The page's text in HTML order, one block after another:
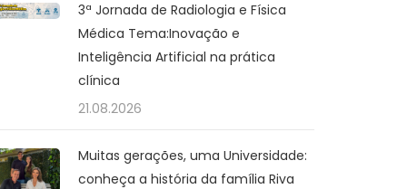
3ª Jornada de Radiologia e Física
Médica Tema:Inovação e
Inteligência Artificial na prática
clínica
21.08.2026
Muitas gerações, uma Universidade:
conheça a história da família Riva